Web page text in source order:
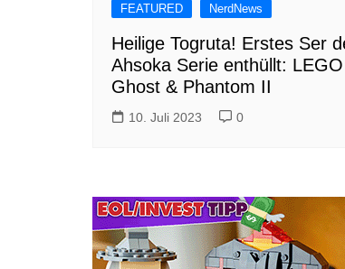
FEATURED NerdNews
Heilige Togruta! Erstes Ser
Ahsoka Serie enthüllt:
Ghost & Phantom II
10. Juli 2023 0